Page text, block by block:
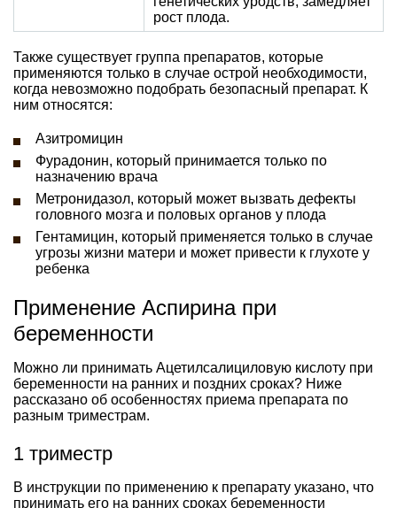
рост плода.
Также существует группа препаратов, которые
применяются только в случае острой необходимости,
когда невозможно подобрать безопасный препарат. К
ним относятся:
Азитромицин
Фурадонин, который принимается только по
назначению врача
Метронидазол, который может вызвать дефекты
головного мозга и половых органов у плода
Гентамицин, который применяется только в случае
угрозы жизни матери и может привести к глухоте у
ребенка
Применение Аспирина при
беременности
Можно ли принимать Ацетилсалициловую кислоту при
беременности на ранних и поздних сроках? Ниже
рассказано об особенностях приема препарата по
разным триместрам.
1 триместр
В инструкции по применению к препарату указано, что
принимать его на ранних сроках беременности